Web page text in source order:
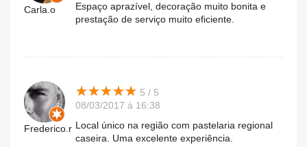
Carla.o
Espaço aprazível, decoração muito bonita e
prestação de serviço muito eficiente.
Frederico.r
★★★★★
★★★★★ 5 / 5
08/03/2017 à 16:38
Local único na região com pastelaria regional
caseira. Uma excelente experiência.